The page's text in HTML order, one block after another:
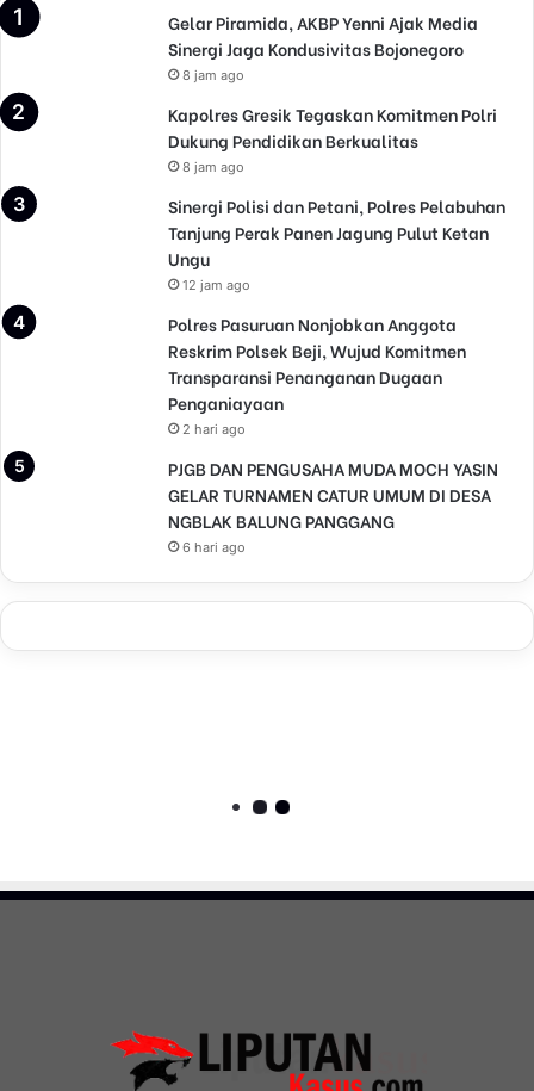
Gelar Piramida, AKBP Yenni Ajak Media
Sinergi Jaga Kondusivitas Bojonegoro
8 jam ago
Kapolres Gresik Tegaskan Komitmen Polri
Dukung Pendidikan Berkualitas
8 jam ago
Sinergi Polisi dan Petani, Polres Pelabuhan
Tanjung Perak Panen Jagung Pulut Ketan
Ungu
12 jam ago
Polres Pasuruan Nonjobkan Anggota
Reskrim Polsek Beji, Wujud Komitmen
Transparansi Penanganan Dugaan
Penganiayaan
2 hari ago
PJGB DAN PENGUSAHA MUDA MOCH YASIN
GELAR TURNAMEN CATUR UMUM DI DESA
NGBLAK BALUNG PANGGANG
6 hari ago